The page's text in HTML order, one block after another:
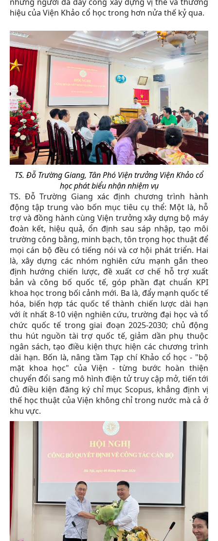
hiệu của Viện Khảo cổ học trong hơn nửa thế kỷ qua.
TS. Đỗ Trường Giang, Tân Phó Viện trưởng Viện Khảo cổ
học phát biểu nhận nhiệm vụ
TS. Đỗ Trường Giang xác định chương trình hành
động tập trung vào bốn mục tiêu cụ thể: Một là, hỗ
trợ và đồng hành cùng Viện trưởng xây dựng bộ máy
đoàn kết, hiệu quả, ổn định sau sáp nhập, tạo môi
trường công bằng, minh bạch, tôn trọng học thuật để
mọi cán bộ đều có tiếng nói và cơ hội phát triển. Hai
là, xây dựng các nhóm nghiên cứu mạnh gắn theo
định hướng chiến lược, đề xuất cơ chế hỗ trợ xuất
bản và công bố quốc tế, góp phần đạt chuẩn KPI
khoa học trong bối cảnh mới. Ba là, đẩy mạnh quốc tế
hóa, biến hợp tác quốc tế thành chiến lược dài hạn
với ít nhất 8-10 viện nghiên cứu, trường đại học và tổ
chức quốc tế trong giai đoạn 2025-2030; chủ động
thu hút nguồn tài trợ quốc tế, giảm dần phụ thuộc
ngân sách, tạo điều kiện thực hiện các chương trình
dài hạn. Bốn là, nâng tầm Tạp chí Khảo cổ học - "bộ
mặt khoa học" của Viện - từng bước hoàn thiện
chuyển đổi sang mô hình điện tử truy cập mở, tiến tới
đủ điều kiện đăng ký chỉ mục Scopus, khẳng định vị
thế học thuật của Viện không chỉ trong nước mà cả ở
khu vực.